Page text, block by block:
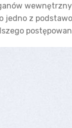
jedno z